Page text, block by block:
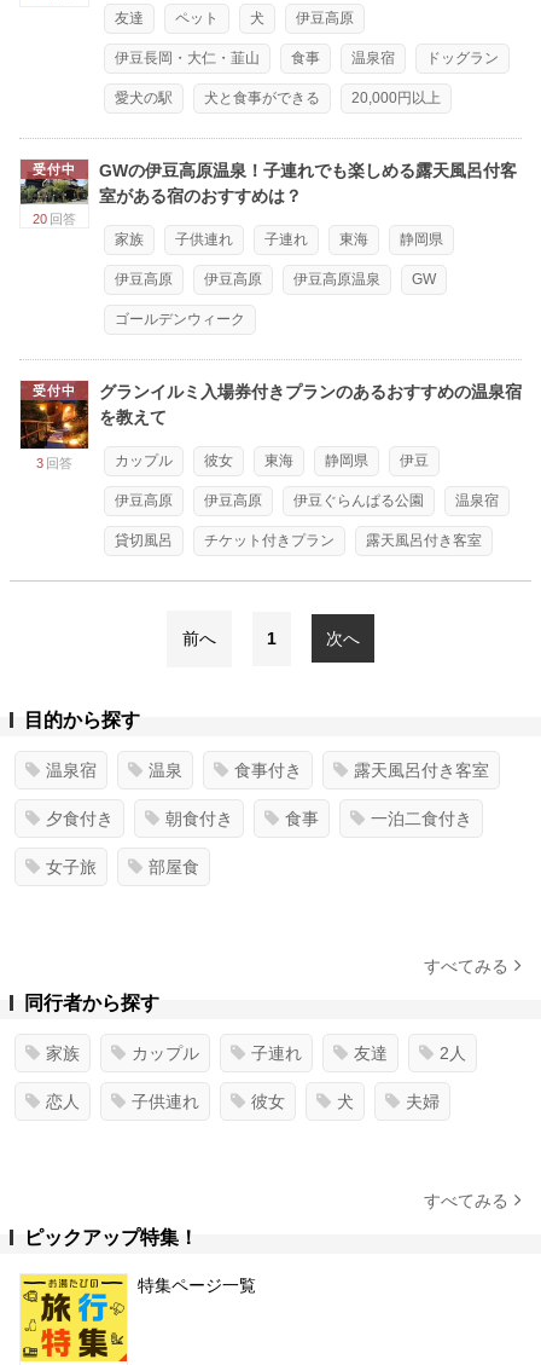
友達 ペット 犬 伊豆高原
伊豆長岡・大仁・韮山 食事 温泉宿 ドッグラン
愛犬の駅 犬と食事ができる 20,000円以上
受付中
20 回答
GWの伊豆高原温泉！子連れでも楽しめる露天風呂付客
室がある宿のおすすめは？
家族 子供連れ 子連れ 東海 静岡県
伊豆高原 伊豆高原 伊豆高原温泉 GW
ゴールデンウィーク
受付中
3 回答
グランイルミ入場券付きプランのあるおすすめの温泉宿
を教えて
カップル 彼女 東海 静岡県 伊豆
伊豆高原 伊豆高原 伊豆ぐらんぱる公園 温泉宿
貸切風呂 チケット付きプラン 露天風呂付き客室
前へ 1 次へ
目的から探す
温泉宿 温泉 食事付き 露天風呂付き客室
夕食付き 朝食付き 食事 一泊二食付き
女子旅 部屋食
すべてみる
同行者から探す
家族 カップル 子連れ 友達 2人
恋人 子供連れ 彼女 犬 夫婦
すべてみる
ピックアップ特集！
特集ページ一覧